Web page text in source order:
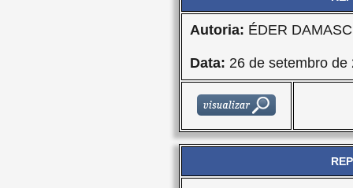
Autoria: ÉDER
Data: 26 de setembro de